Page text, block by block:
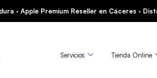
· Apple Premium Reseller en Cáceres ·
Servicios Tienda Online